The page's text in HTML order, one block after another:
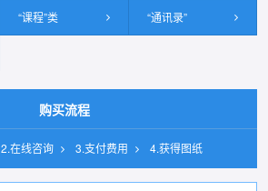
“课程”类 “通讯录”
购买流程
2.在线咨询 3.支付费用 4.获得图纸